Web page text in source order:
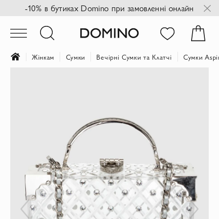
-10% в бутиках Domino при замовленні онлайн
Жінкам Сумки Вечірні Сумки та Клатчі Сумки